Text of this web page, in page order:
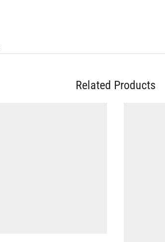
Related Products